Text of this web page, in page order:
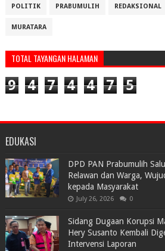
POLITIK PRABUMULIH REDAKSIONAL
MURATARA
TOTAL TAYANGAN HALAMAN
9 4 7 4 4 7 5
EDUKASI
DPD PAN Prabumulih
Relawan dan Warga,
kepada Masyarakat
July 26, 2026 0
Sidang Dugaan Korupsi
Hery Susanto Kembali
Intervensi Laporan